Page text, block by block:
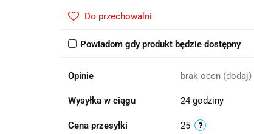
Do przechowalni
Powiadom gdy produkt będzie dostępny
Opinie brak ocen (dodaj)
Wysyłka w ciągu 24 godziny
Cena przesyłki 25